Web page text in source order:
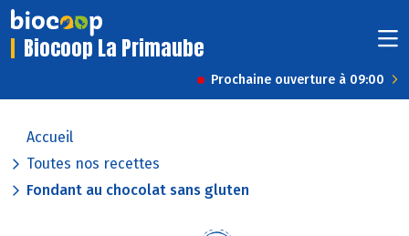
Biocoop La Primaube
Prochaine ouverture à 09:00
Accueil
Toutes nos recettes
Fondant au chocolat sans gluten